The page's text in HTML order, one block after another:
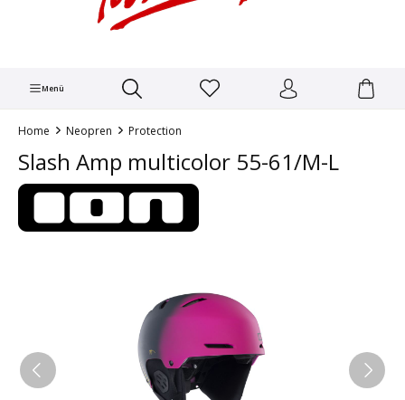
Menü
Home Neopren Protection
Slash Amp multicolor 55-61/M-L